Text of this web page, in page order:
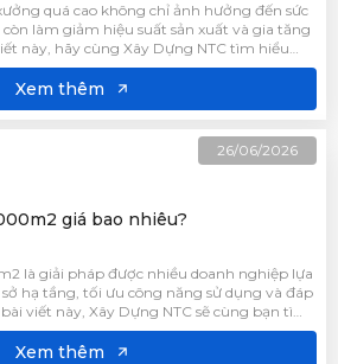
quá cao không chỉ ảnh hưởng đến sức
làm giảm hiệu suất sản xuất và gia tăng
này, hãy cùng Xây Dựng NTC tìm hiểu
trong nhà xưởng, giúp tạo môi trường
Xem thêm
26/06/2026
giá bao nhiêu?
là giải pháp được nhiều doanh nghiệp lựa
hạ tầng, tối ưu công năng sử dụng và đáp
viết này, Xây Dựng NTC sẽ cùng bạn tìm
cải tạo nhà xưởng giúp doanh nghiệp lập
Xem thêm